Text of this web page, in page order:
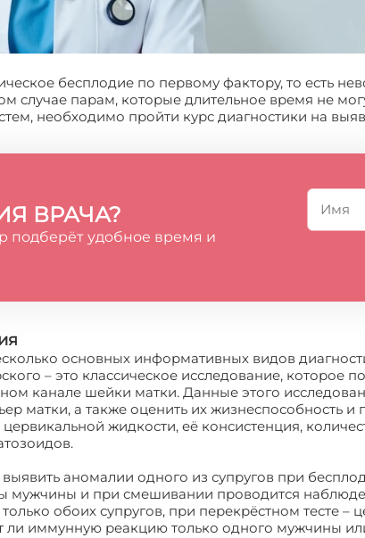
бесплодие по первому фактору, то есть
случае парам, которые длительное время не
необходимо пройти курс диагностики на
ВРАЧА?
подберёт удобное время и
основных информативных видов
– это классическое исследование, которое
канале шейки матки. Данные этого
матки, а также оценить их жизнеспособность
жидкости, её консистенция,
аномалии одного из супругов при
и при смешивании проводится
обоих супругов, при перекрёстном тесте
ли иммунную реакцию только одного мужчины